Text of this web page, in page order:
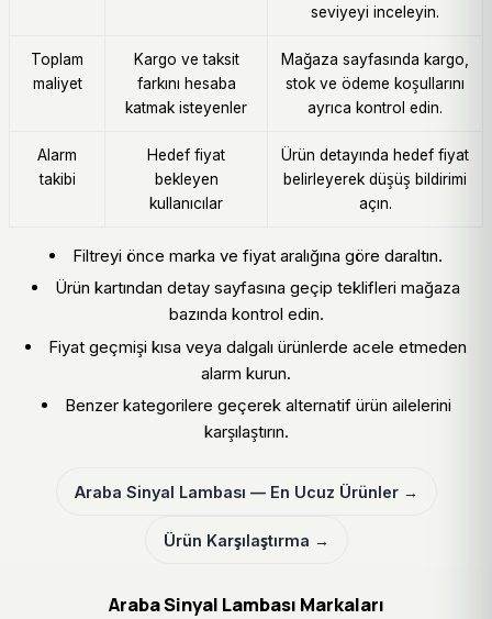
seviyeyi inceleyin.
Toplam
maliyet
Kargo ve taksit
farkını hesaba
katmak isteyenler
Mağaza sayfasında kargo,
stok ve ödeme koşullarını
ayrıca kontrol edin.
Alarm
takibi
Hedef fiyat
bekleyen
kullanıcılar
Ürün detayında hedef fiyat
belirleyerek düşüş bildirimi
açın.
Filtreyi önce marka ve fiyat aralığına göre daraltın.
Ürün kartından detay sayfasına geçip teklifleri mağaza
bazında kontrol edin.
Fiyat geçmişi kısa veya dalgalı ürünlerde acele etmeden
alarm kurun.
Benzer kategorilere geçerek alternatif ürün ailelerini
karşılaştırın.
Araba Sinyal Lambası — En Ucuz Ürünler →
Ürün Karşılaştırma →
Araba Sinyal Lambası Markaları